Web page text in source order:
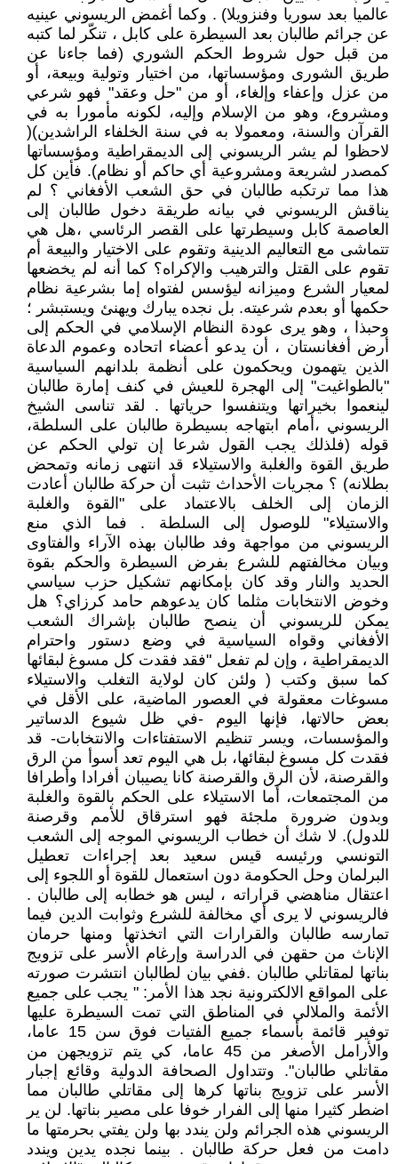
عالميا بعد سوريا وفنزويلا) . وكما أغمض الريسوني عينيه
عن جرائم طالبان بعد السيطرة على كابل ، تنكّر لما كتبه
من قبل حول شروط الحكم الشوري (فما جاءنا عن
طريق الشورى ومؤسساتها، من اختيار وتولية وبيعة، أو
من عزل وإعفاء وإلغاء، أو من "حل وعقد" فهو شرعي
ومشروع، وهو من الإسلام وإليه، لكونه مأمورا به في
القرآن والسنة، ومعمولا به في سنة الخلفاء الراشدين)(
لاحظوا لم يشر الريسوني إلى الديمقراطية ومؤسساتها
كمصدر لشريعة ومشروعية أي حاكم أو نظام). فأين كل
هذا مما ترتكبه طالبان في حق الشعب الأفغاني ؟ لم
يناقش الريسوني في بيانه طريقة دخول طالبان إلى
العاصمة كابل وسيطرتها على القصر الرئاسي ،هل هي
تتماشى مع التعاليم الدينية وتقوم على الاختيار والبيعة أم
تقوم على القتل والترهيب والإكراه؟ كما أنه لم يخضعها
لمعيار الشرع وميزانه ليؤسس لفتواه إما بشرعية نظام
حكمها أو بعدم شرعيته. بل نجده يبارك ويهنئ ويستبشر ؛
وحبذا ، وهو يرى عودة النظام الإسلامي في الحكم إلى
أرض أفغانستان ، أن يدعو أعضاء اتحاده وعموم الدعاة
الذين يتهمون ويحكمون على أنظمة بلدانهم السياسية
"بالطواغيت" إلى الهجرة للعيش في كنف إمارة طالبان
لينعموا بخيراتها ويتنفسوا حرياتها . لقد تناسى الشيخ
الريسوني ،أمام ابتهاجه بسيطرة طالبان على السلطة،
قوله (فلذلك يجب القول شرعا إن تولي الحكم عن
طريق القوة والغلبة والاستيلاء قد انتهى زمانه وتمحض
بطلانه) ؟ مجريات الأحداث تثبت أن حركة طالبان أعادت
الزمان إلى الخلف بالاعتماد على "القوة والغلبة
والاستيلاء" للوصول إلى السلطة . فما الذي منع
الريسوني من مواجهة وفد طالبان بهذه الآراء والفتاوى
وبيان مخالفتهم للشرع بفرض السيطرة والحكم بقوة
الحديد والنار وقد كان بإمكانهم تشكيل حزب سياسي
وخوض الانتخابات مثلما كان يدعوهم حامد كرزاي؟ هل
يمكن للريسوني أن ينصح طالبان بإشراك الشعب
الأفغاني وقواه السياسية في وضع دستور واحترام
الديمقراطية ، وإن لم تفعل "فقد فقدت كل مسوغ لبقائها
كما سبق وكتب ( ولئن كان لولاية التغلب والاستيلاء
مسوغات معقولة في العصور الماضية، على الأقل في
بعض حالاتها، فإنها اليوم -في ظل شيوع الدساتير
والمؤسسات، ويسر تنظيم الاستفتاءات والانتخابات- قد
فقدت كل مسوغ لبقائها، بل هي اليوم تعد أسوأ من الرق
والقرصنة، لأن الرق والقرصنة كانا يصيبان أفرادا وأطرافا
من المجتمعات، أما الاستيلاء على الحكم بالقوة والغلبة
وبدون ضرورة ملجئة فهو استرقاق للأمم وقرصنة
للدول). لا شك أن خطاب الريسوني الموجه إلى الشعب
التونسي ورئيسه قيس سعيد بعد إجراءات تعطيل
البرلمان وحل الحكومة دون استعمال للقوة أو اللجوء إلى
اعتقال مناهضي قراراته ، ليس هو خطابه إلى طالبان .
فالريسوني لا يرى أي مخالفة للشرع وثوابت الدين فيما
تمارسه طالبان والقرارات التي اتخذتها ومنها حرمان
الإناث من حقهن في الدراسة وإرغام الأسر على تزويج
بناتها لمقاتلي طالبان .ففي بيان لطالبان انتشرت صورته
على المواقع الالكترونية نجد هذا الأمر: " يجب على جميع
الأئمة والملالي في المناطق التي تمت السيطرة عليها
توفير قائمة بأسماء جميع الفتيات فوق سن 15 عاما،
والأرامل الأصغر من 45 عاما، كي يتم تزويجهن من
مقاتلي طالبان". وتتداول الصحافة الدولية وقائع إجبار
الأسر على تزويج بناتها كرها إلى مقاتلي طالبان مما
اضطر كثيرا منها إلى الفرار خوفا على مصير بناتها. لن ير
الريسوني هذه الجرائم ولن يندد بها ولن يفتي بحرمتها ما
دامت من فعل حركة طالبان . بينما نجده يدين ويندد